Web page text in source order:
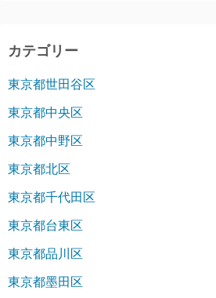
カテゴリー
東京都世田谷区
東京都中央区
東京都中野区
東京都北区
東京都千代田区
東京都台東区
東京都品川区
東京都墨田区